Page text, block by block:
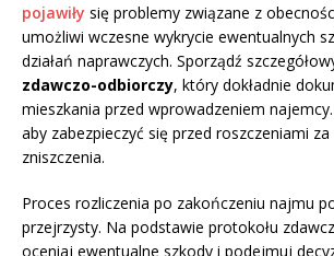
pojawiły się problemy związane z
umożliwi wczesne wykrycie ewentualnych
działań naprawczych. Sporządź
zdawczo-odbiorczy, który dokładnie
mieszkania przed wprowadzeniem
aby zabezpieczyć się przed roszczeniami
zniszczenia.
Proces rozliczenia po zakończeniu najmu
przejrzysty. Na podstawie protokołu
oceniaj ewentualne szkody i podejmuj